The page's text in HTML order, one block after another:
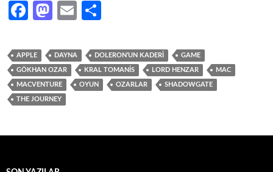
Fa
b
o
o
k
M
to
d
o
n
E
ail ar
e
APPLE DAYNA DOLERON’UN KADERI GAME
GÖKHAN OZAR KRAL TOMANIS LORD HENZAR MAC
MACVENTURE OYUN OZARLAR SHADOWGATE
THE JOURNEY